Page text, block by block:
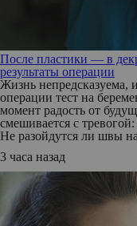
После пластики — в
результаты операции
Жизнь непредсказуема,
операции тест на
момент радость от
смешивается с
Не разойдутся ли швы
3 часа назад